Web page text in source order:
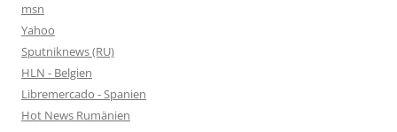
msn
Yahoo
Sputniknews (RU)
HLN - Belgien
Libremercado - Spanien
Hot News Rumänien